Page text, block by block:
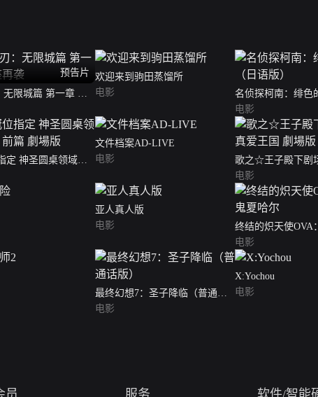
预告片
无限城篇 第一章 猗
欢迎来到驹田蒸馏所
电影
名侦探柯南：绯色
版）
电影
定 神圣圆桌领域卡
場版
文件档案AD-LIVE
电影
歌之☆王子殿下剧
国 劇場版
电影
亚人真人版
电影
终结的炽天使OVA
尔
电影
最终幻想7：圣子降临（普通话
版）
电影
X:Yochou
电影
员 服务 软件/智能